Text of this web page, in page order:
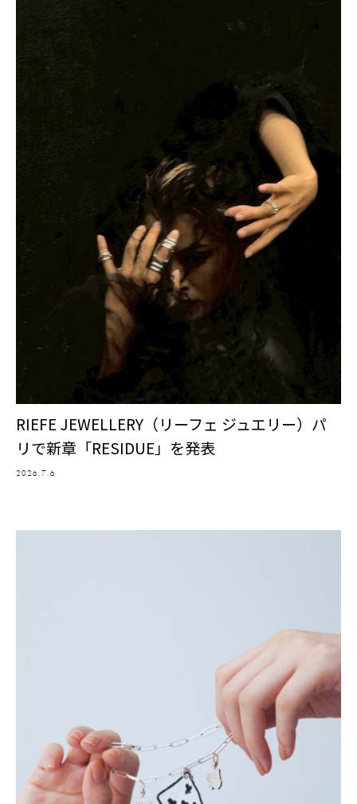
RIEFE JEWELLERY（リーフェ ジュエリー）パ
リで新章「RESIDUE」を発表
2026.7.6